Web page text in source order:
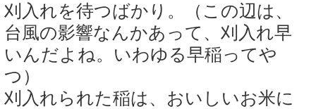
刈入れを待つばかり。（この辺は、
台風の影響なんかあって、刈入れ早
いんだよね。いわゆる早稲ってや
つ）
刈入れられた稲は、おいしいお米に